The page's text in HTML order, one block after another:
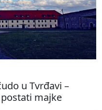
u Tvrđavi –
majke